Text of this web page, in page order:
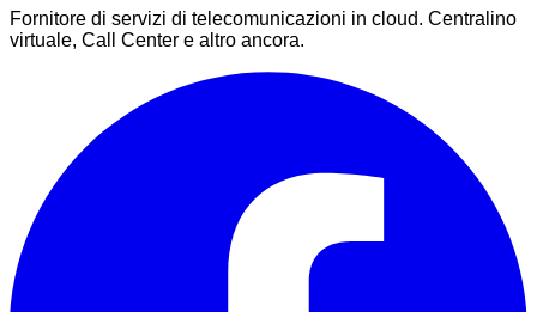
Fornitore di servizi di telecomunicazioni in cloud. Centralino
virtuale, Call Center e altro ancora.